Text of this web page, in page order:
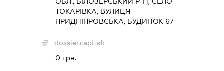
ОБЛ., БІЛОЗЕРСЬКИЙ Р-Н, СЕЛО
ТОКАРІВКА, ВУЛИЦЯ
ПРИДНІПРОВСЬКА, БУДИНОК 67
dossier.capital:
0 грн.